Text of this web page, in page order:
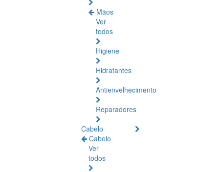
Mãos
Ver
todos
Higiene
Hidratantes
Antienvelhecimento
Reparadores
Cabelo
Cabelo
Ver
todos